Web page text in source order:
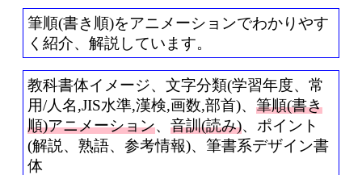
筆順(書き順)をアニメーションでわかりやす
く紹介、解説しています。
教科書体イメージ、文字分類(学習年度、常
用/人名,JIS水準,漢検,画数,部首)、 筆順(書き
順)アニメーション、 音訓(読み)、ポイント
(解説、熟語、参考情報)、筆書系デザイン書
体